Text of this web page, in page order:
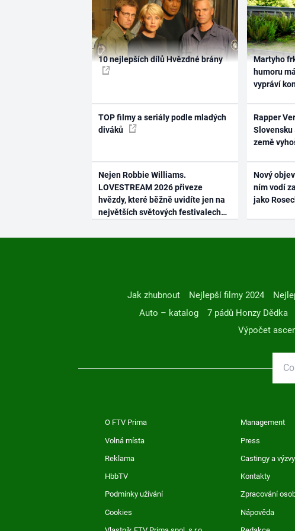
10 nejlepších dílů Hvězdné brány
TOP filmy a seriály podle mladých
diváků
Nejen Robbie Williams.
LOVESTREAM 2026 přiveze
hvězdy, které běžně uvidíte jen na
největších světových festivalech
Martyho
humoru
vypráví
Rapper
Slovensku
země
Nový
ním vodí
jako
Jak zhubnout Nejlepší filmy 2024
Auto – katalog
7 pádů Honzy Dědka
Výpočet
O FTV Prima Management
Volná místa Press
Reklama Castingy a výzvy
HbbTV Kontakty
Podmínky užívání Zpracování
Cookies Nápověda